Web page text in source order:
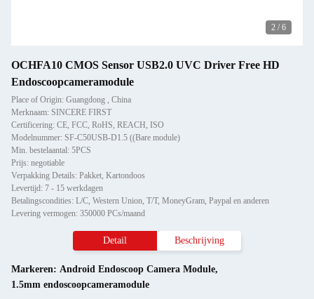
2 / 6
OCHFA10 CMOS Sensor USB2.0 UVC Driver Free HD
Endoscoopcameramodule
Place of Origin: Guangdong , China
Merknaam: SINCERE FIRST
Certificering: CE, FCC, RoHS, REACH, ISO
Modelnummer: SF-C50USB-D1.5 ((Bare module)
Min. bestelaantal: 5PCS
Prijs: negotiable
Verpakking Details: Pakket, Kartondoos
Levertijd: 7 - 15 werkdagen
Betalingscondities: L/C, Western Union, T/T, MoneyGram, Paypal en anderen
Levering vermogen: 350000 PCs/maand
Detail Beschrijving
Markeren: Android Endoscoop Camera Module,
1.5mm endoscoopcameramodule